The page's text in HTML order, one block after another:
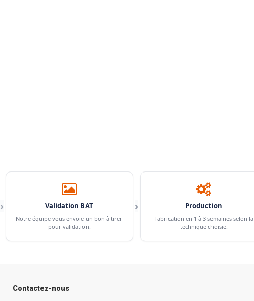
› Validation BAT
Notre équipe vous envoie un bon à tirer
pour validation.
› Production
Fabrication en 1 à 3 semaines selon la
technique choisie.
Contactez-nous